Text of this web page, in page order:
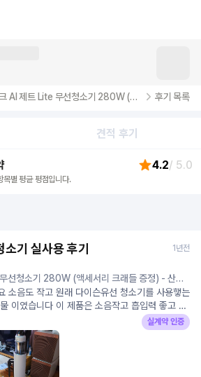
비스포크 AI 제트 Lite 무선청소기 280W (액세서리 크래들 증정) 후기 목록
견적 후기
4.2/ 5.0
목별 평균 평점입니다.
기 실사용 후기 1년전
소기 280W (액세서리 크래들 증정) - 산토
소음도 작고 원래 다이슨유선 청소기를 사용햏는
이였습니다 이 제품은 소음작고 흡입력 좋고 아
시를 같이 구매 못 한게 아쉽네요 엄청 좋을듯 합
해요
실계약 인증